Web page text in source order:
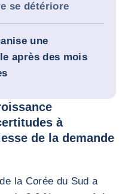
se détériore
une
après des mois
à
de la demande
la Corée du Sud a